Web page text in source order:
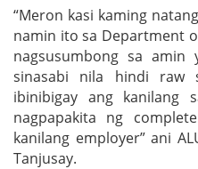
“Meron kasi kaming
namin ito sa Department
nagsusumbong sa amin
sinasabi nila hindi raw
ibinibigay ang kanilang
nagpapakita ng
kanilang employer” ani
Tanjusay.